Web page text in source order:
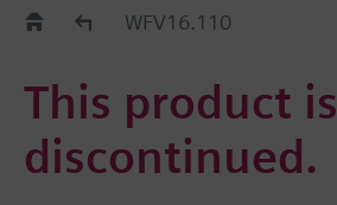
Old2NewWFV16.110
This product is
discontinued.